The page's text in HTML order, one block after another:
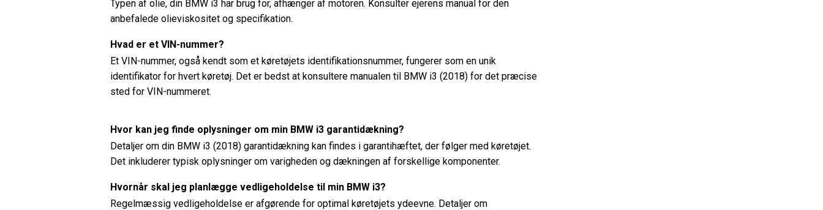
Typen af ​​olie, din BMW i3 har brug for, afhænger af motoren. Konsulter ejerens manual for den
anbefalede olieviskositet og specifikation.
Hvad er et VIN-nummer?
Et VIN-nummer, også kendt som et køretøjets identifikationsnummer, fungerer som en unik
identifikator for hvert køretøj. Det er bedst at konsultere manualen til BMW i3 (2018) for det præcise
sted for VIN-nummeret.
Hvor kan jeg finde oplysninger om min BMW i3 garantidækning?
Detaljer om din BMW i3 (2018) garantidækning kan findes i garantihæftet, der følger med køretøjet.
Det inkluderer typisk oplysninger om varigheden og dækningen af ​​forskellige komponenter.
Hvornår skal jeg planlægge vedligeholdelse til min BMW i3?
Regelmæssig vedligeholdelse er afgørende for optimal køretøjets ydeevne. Detaljer om